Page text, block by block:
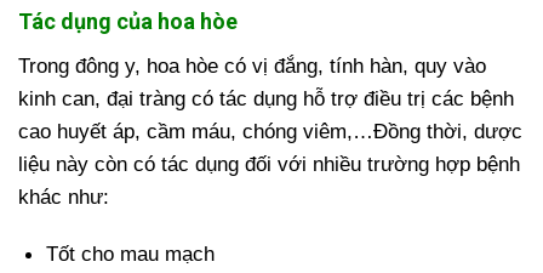
Tác dụng của hoa hòe
Trong đông y, hoa hòe có vị đắng, tính hàn, quy vào
kinh can, đại tràng có tác dụng hỗ trợ điều trị các bệnh
cao huyết áp, cầm máu, chóng viêm,…Đồng thời, dược
liệu này còn có tác dụng đối với nhiều trường hợp bệnh
khác như:
Tốt cho mau mạch